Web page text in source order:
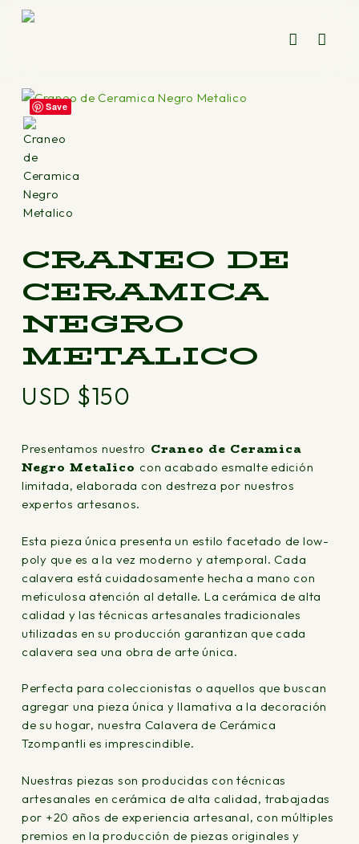
Skip
account
Close
Cart
Craneo de Ceramica
Save
CRANEO DE
CERAMICA
NEGRO
METALICO
USD $150
Presentamos nuestro Craneo de Ceramica
Negro Metalicocon acabado esmalte edición
limitada, elaborada con destreza por nuestros
expertos artesanos.
Esta pieza única presenta un estilo facetado de low-
poly que es a la vez moderno y atemporal. Cada
calavera está cuidadosamente hecha a mano con
meticulosa atención al detalle. La cerámica de alta
calidad y las técnicas artesanales tradicionales
utilizadas en su producción garantizan que cada
calavera sea una obra de arte única.
Perfecta para coleccionistas o aquellos que buscan
agregar una pieza única y llamativa a la decoración
de su hogar, nuestra Calavera de Cerámica
Tzompantli es imprescindible.
Nuestras piezas son producidas con técnicas
artesanales en cerámica de alta calidad, trabajadas
por +20 años de experiencia artesanal, con múltiples
premios en la producción de piezas originales y